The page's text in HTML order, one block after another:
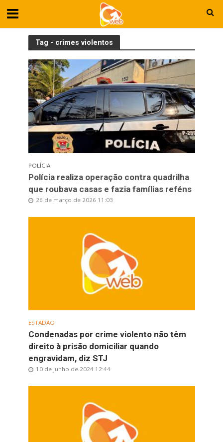
Tag - crimes violentos
POLÍCIA
Polícia realiza operação contra quadrilha
que roubava casas e fazia famílias reféns
26 de março de 2026 11:03
ESTADÃO
Condenadas por crime violento não têm
direito à prisão domiciliar quando
engravidam, diz STJ
10 de junho de 2024 12:44